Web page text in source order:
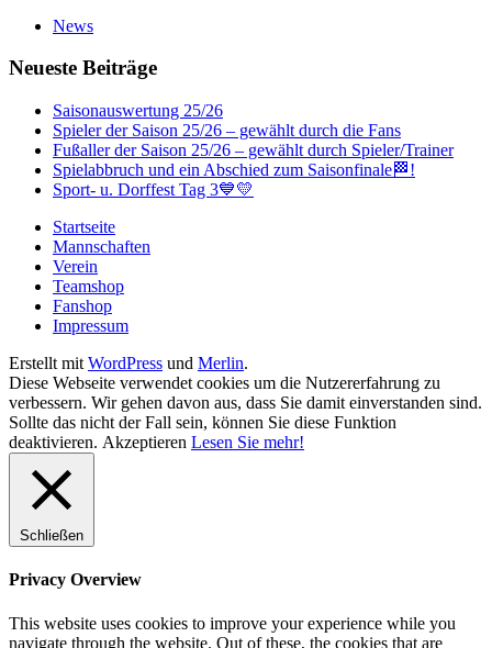
News
Neueste Beiträge
Saisonauswertung 25/26
Spieler der Saison 25/26 – gewählt durch die Fans
Fußaller der Saison 25/26 – gewählt durch Spieler/Trainer
Spielabbruch und ein Abschied zum Saisonfinale🏁!
Sport- u. Dorffest Tag 3💙💛
Startseite
Mannschaften
Verein
Teamshop
Fanshop
Impressum
Erstellt mit WordPress und Merlin.
Diese Webseite verwendet cookies um die Nutzererfahrung zu
verbessern. Wir gehen davon aus, dass Sie damit einverstanden sind.
Sollte das nicht der Fall sein, können Sie diese Funktion
deaktivieren. Akzeptieren Lesen Sie mehr!
Schließen
Privacy Overview
This website uses cookies to improve your experience while you
navigate through the website. Out of these, the cookies that are